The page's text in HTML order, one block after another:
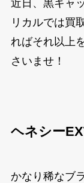
近日、黒キャ
リカルでは買
ればそれ以上
さいませ！
ヘネシー
かなり稀なブ